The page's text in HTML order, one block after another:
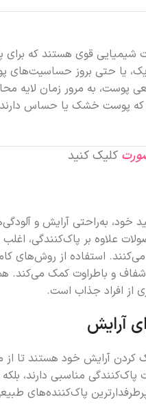
شیمیایی قوی هستند که
یا حتی بروز حساسیت‌های
پوست، به مرور زمان
که پوست خشک یا حساس
کلیک کنید
خود، به‌راحتی آرایش و
علاوه بر پاک‌کنندگی، اغلب
استفاده از روش‌های
و باطراوت کمک می‌کند.
از افراد جذاب است.
آرایش
کردن آرایش خود هستند تا
مناسبی دارند،
پاک‌کننده‌های